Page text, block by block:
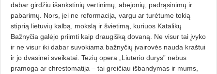
dabar girdžiu išankstinių vertinimų, abejonių, padrąsinimų ir
pabarimų. Nors, jei ne reformacija, vargu ar turėtume tokią
stiprią lietuvių kalbą, mokslą ir švietimą, kuriuos Katalikų
Bažnyčia galėjo priimti kaip draugišką dovaną. Ne visur tai įvyko
ir ne visur iki dabar suvokiama bažnyčių įvairovės nauda kraštui
ir jo dvasinei sveikatai. Tezių opera „Liuterio durys” nebus
pramoga ar chrestomatija – tai greičiau išbandymas ir mums,